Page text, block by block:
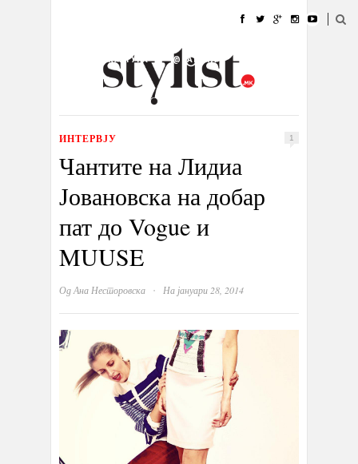
УБАВИНА
КУЛТУРА @РАБОТА
ИЗЛОГ
ИНТЕРВЈУ 1
Чантите на Лидиа
Јовановска на добар
пат до Vogue и
MUUSE
ОдАна Несторовска · На јануари 28, 2014